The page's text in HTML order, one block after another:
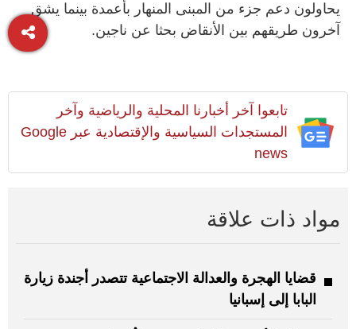
يحاولون دعم جزء من المبنى المنهار بأعمدة بينما يشق
آخرون طريقهم بين الأنقاض بحثا عن ناجين.
تابعوا آخر أخبارنا المحلية والرياضية وآخر
المستجدات السياسية والإقتصادية عبر Google
news
مواد ذات علاقة
قضايا الهجرة والعدالة الاجتماعية تتصدر أجندة زيارة
البابا إلى إسبانيا